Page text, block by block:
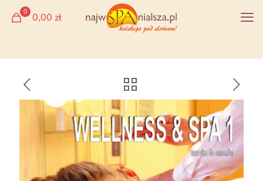
0 0,00 zł